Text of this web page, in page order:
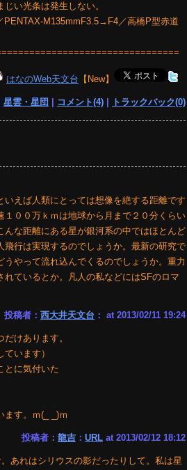
い光条は発生しない。
PENTAX-M135mmF3.5→F4／高橋P型赤道
はなのWeb天文台 【New】
星雲・星団 コメント(4) トラックバック(0)
えば人類にとっては想像を絶する距離です
００万ｋｍは地球から月まで２０分くらい
な距離にある星が銀河系の中ではほとんど
行は実現するのでしょうか。最新の研究で
やって流れ込んでくるのでしょうか。重力
ているとか。凡人の私などにはSFのロマ
投稿者： 西大井天文台 ： at 2013/02/11 19:24
けあります。
います）
とに気付いた
ます。ｍ(_ _)ｍ
投稿者： 龍吉 ： URL at 2013/02/12 18:12
あれはシリウスの影だったりして。私は星